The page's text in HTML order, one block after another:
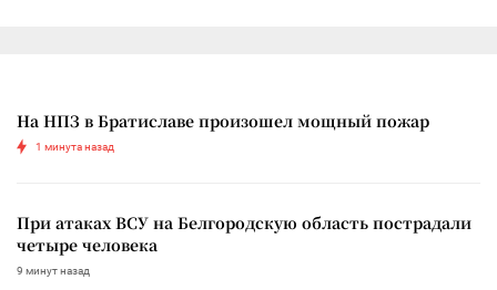
На НПЗ в Братиславе произошел мощный пожар
1 минута назад
При атаках ВСУ на Белгородскую область пострадали
четыре человека
9 минут назад